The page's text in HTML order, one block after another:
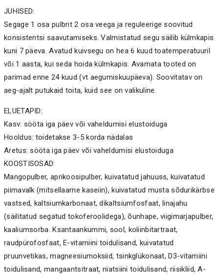
JUHISED:
Segage 1 osa pulbrit 2 osa veega ja reguleerige soovitud
konsistentsi saavutamiseks. Valmistatud segu säilib külmkapis
kuni 7 päeva. Avatud kuivsegu on hea 6 kuud toatemperatuuril
või 1 aasta, kui seda hoida külmkapis. Avamata tooted on
parimad enne 24 kuud (vt aegumiskuupäeva). Soovitatav on
aeg-ajalt putukaid toita, kuid see on valikuline.
ELUETAPID:
Kasv: sööta iga päev või vaheldumisi elustoiduga
Hooldus: toidetakse 3-5 korda nädalas
Aretus: sööta iga päev või vaheldumisi elustoiduga
KOOSTISOSAD:
Mangopulber, aprikoosipulber, kuivatatud jahuuss, kuivatatud
piimavalk (mitsellaarne kaseiin), kuivatatud musta sõdurikärbse
vastsed, kaltsiumkarbonaat, dikaltsiumfosfaat, linajahu
(säilitatud segatud tokoferoolidega), õunhape, viigimarjapulber,
kaaliumsorba. Ksantaankummi, sool, koliinbitartraat,
raudpürofosfaat, E-vitamiini toidulisand, kuivatatud
pruunvetikas, magneesiumoksiid, tsinkglükonaat, D3-vitamiini
toidulisand, mangaantsitraat, niatsiini toidulisand, riisikliid, A-